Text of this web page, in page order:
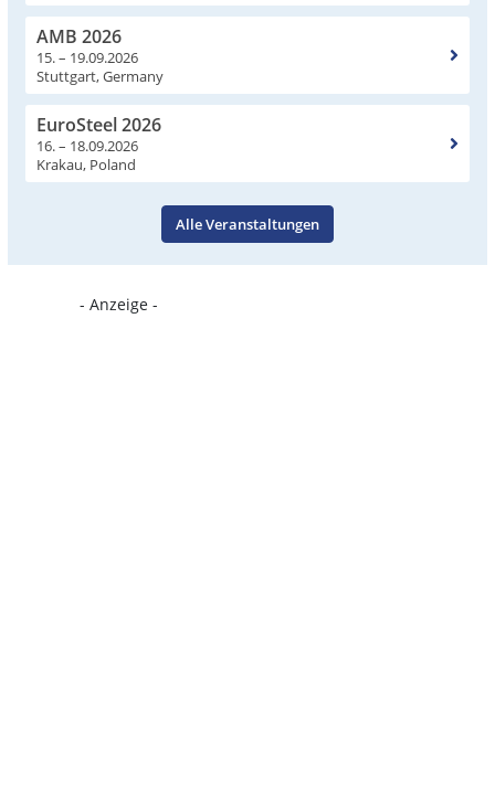
AMB 2026
15. – 19.09.2026
Stuttgart, Germany
EuroSteel 2026
16. – 18.09.2026
Krakau, Poland
Alle Veranstaltungen
- Anzeige -